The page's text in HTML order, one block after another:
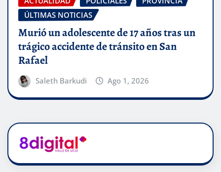
ÚLTIMAS NOTICIAS
Murió un adolescente de 17 años tras un
trágico accidente de tránsito en San
Rafael
Saleth Barkudi Ago 1, 2026